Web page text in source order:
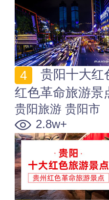
红色革命旅游景
贵阳旅游 贵阳市
2.8w+